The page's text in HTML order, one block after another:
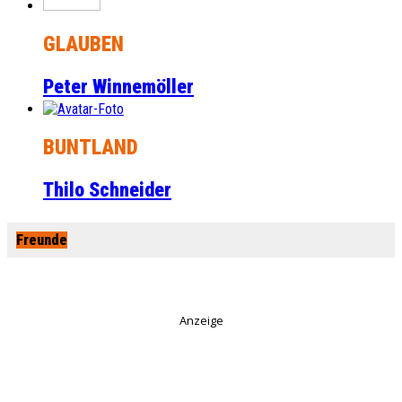
GLAUBEN
Peter Winnemöller
BUNTLAND
Thilo Schneider
Freunde
Anzeige